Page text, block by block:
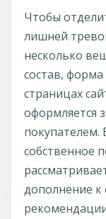
Чтобы
лишней
несколько
состав, форма
страницах
оформляется
покупателем.
собственное
дополнение к